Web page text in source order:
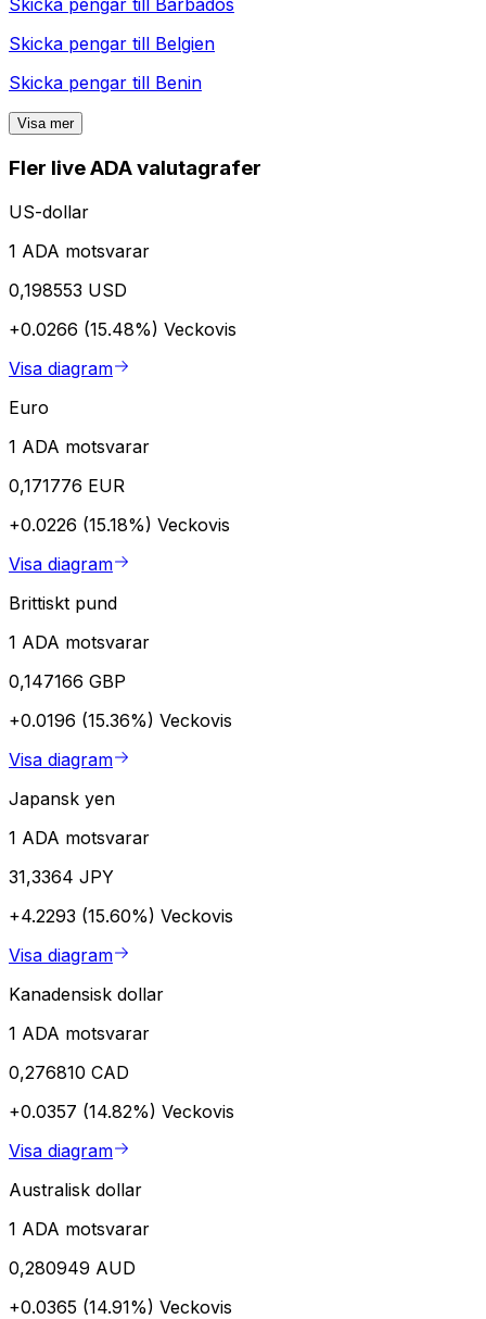
Skicka pengar till
Barbados
Skicka pengar till Belgien
Skicka pengar till Benin
Visa mer
Fler live ADA valutagrafer
US-dollar
1 ADA motsvarar
0,198553 USD
+0.0266 (15.48%) Veckovis
Visa diagram
Euro
1 ADA motsvarar
0,171776 EUR
+0.0226 (15.18%) Veckovis
Visa diagram
Brittiskt pund
1 ADA motsvarar
0,147166 GBP
+0.0196 (15.36%) Veckovis
Visa diagram
Japansk yen
1 ADA motsvarar
31,3364 JPY
+4.2293 (15.60%) Veckovis
Visa diagram
Kanadensisk dollar
1 ADA motsvarar
0,276810 CAD
+0.0357 (14.82%) Veckovis
Visa diagram
Australisk dollar
1 ADA motsvarar
0,280949 AUD
+0.0365 (14.91%) Veckovis